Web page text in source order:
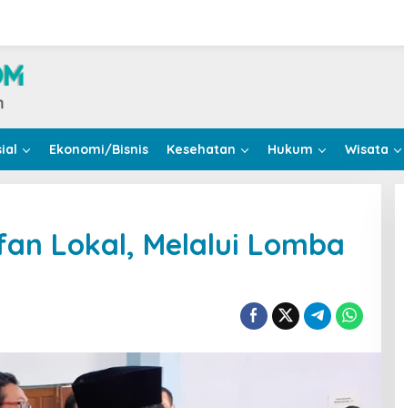
Ekonomi/Bisnis Kesehatan Hukum Wisata
Lokal, Melalui Lomba